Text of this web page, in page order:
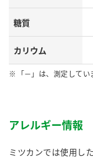
糖質
カリウム
「－」は、測定してい
アレルギー情報
ミツカンでは使用し